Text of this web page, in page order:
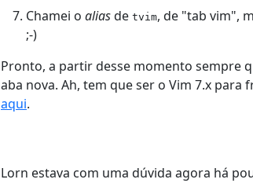
Chamei o aliasde tvim, de "tab vim",
;-)
Pronto, a partir desse momento sempre
aba nova. Ah, tem que ser o Vim 7.x
aqui.
Lorn estava com uma dúvida agora há